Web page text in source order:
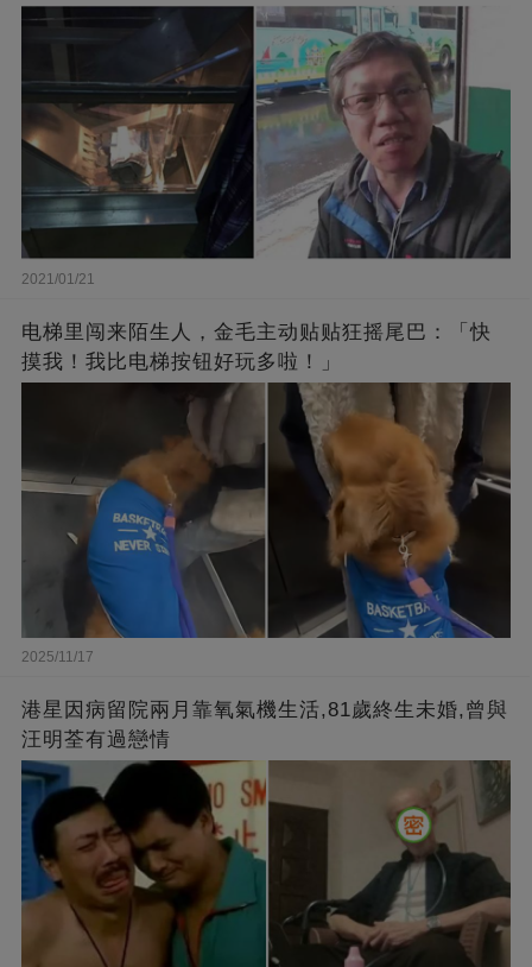
心舉動獲大讚
2021/01/21
电梯里闯来陌生人，金毛主动贴贴狂摇尾巴：「快
摸我！我比电梯按钮好玩多啦！」
2025/11/17
港星因病留院兩月靠氧氣機生活,81歲終生未婚,曾與
汪明荃有過戀情